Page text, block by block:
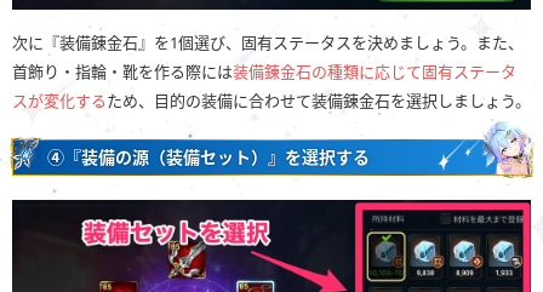
次に『装備錬金石』を1個選び、固有ステータスを決めましょう。また、
首飾り・指輪・靴を作る際には装備錬金石の種類に応じて固有ステータ
スが変化するため、目的の装備に合わせて装備錬金石を選択しましょう。
④『装備の源（装備セット）』を選択する